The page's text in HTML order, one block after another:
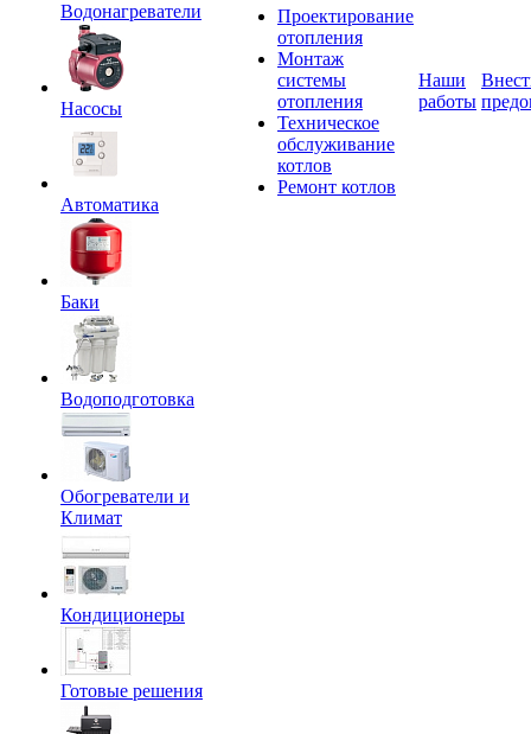
Водонагреватели
Насосы
Автоматика
Баки
Водоподготовка
Обогреватели и
Климат
Кондиционеры
Готовые решения
Проектирование
отопления
Монтаж
системы
отопления
Техническое
обслуживание
котлов
Ремонт котлов
Наши
работы